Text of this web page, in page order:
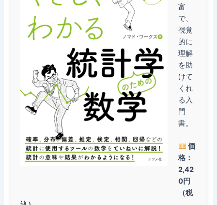
富
で、
視覚
的に
理解
を助
けて
くれ
る入
門
書。
価
格：
2,42
0円
（税